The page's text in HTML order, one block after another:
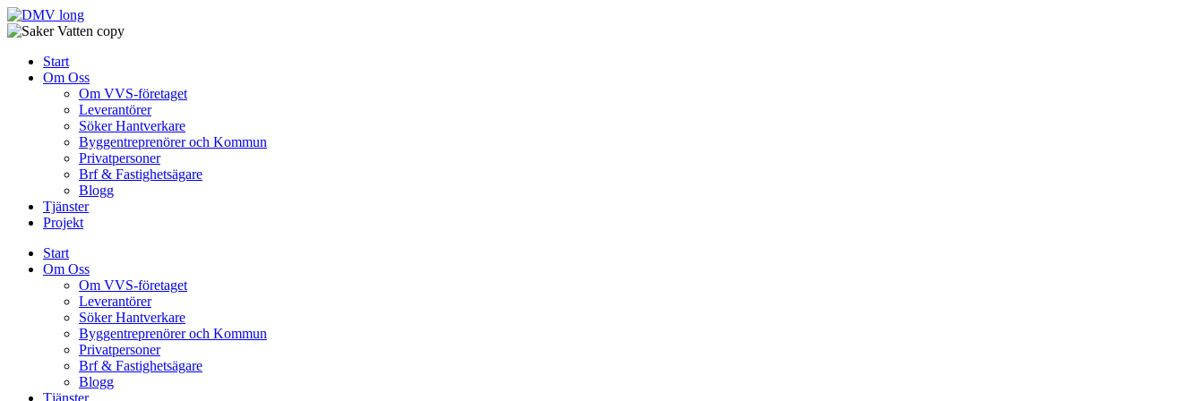
Skip
to
Start
Om Oss
Om VVS-företaget
Leverantörer
Söker Hantverkare
Byggentreprenörer och Kommun
Privatpersoner
Brf & Fastighetsägare
Blogg
Tjänster
Projekt
Start
Om Oss
Om VVS-företaget
Leverantörer
Söker Hantverkare
Byggentreprenörer och Kommun
Privatpersoner
Brf & Fastighetsägare
Blogg
Tjänster